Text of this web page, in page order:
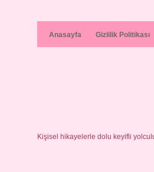
Anasayfa Gizlilik Politikası
Kişisel hikayelerle dolu keyifli